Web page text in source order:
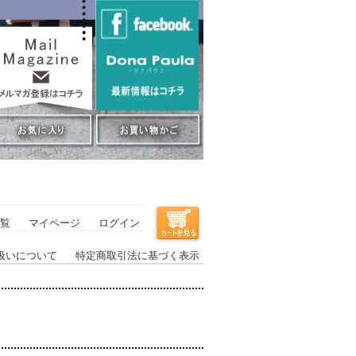
マイページ ログイン
いについて 特定商取引法に基づく表示